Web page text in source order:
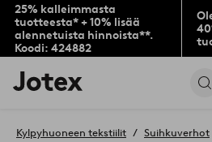
25% kalleimmasta
tuotteesta* + 10% lisää
alennetuista hinnoista**.
Koodi: 424882
Jotex-
logo
aloitussivulle
Kylpyhuoneen tekstiilit Suihkuverhot